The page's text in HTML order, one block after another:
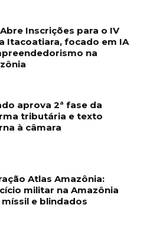
Abre Inscrições para o IV
Itacoatiara, focado em IA
na
aprova 2ª fase da
tributária e texto
à câmara
Atlas Amazônia:
militar na Amazônia
e blindados